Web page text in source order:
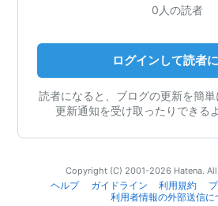
0人の読者
ログインして読者
読者になると、ブログの更新を簡単
更新通知を受け取ったりできる
Copyright (C) 2001-2026 Hatena.
ヘルプ
ガイドライン 利用規約
利用者情報の外部送信に